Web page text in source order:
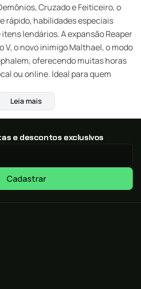
Cruzado e Feiticeiro, o
rápido, habilidades especiais
lendários. A expansão Reaper
V, o novo inimigo Malthael, o modo
oferecendo muitas horas
ou online. Ideal para quem
Leia mais
e descontos exclusivos
Cadastrar